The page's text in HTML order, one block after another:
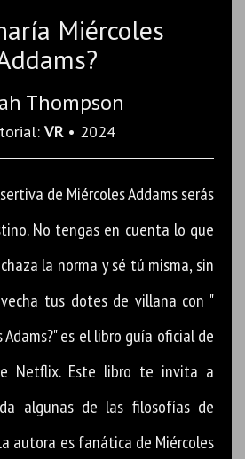
Miércoles
Thompson
VR• 2024
de Miércoles Addams serás
No tengas en cuenta lo que
la norma y sé tú misma, sin
tus dotes de villana con "
es el libro guía oficial de
Netflix. Este libro te invita a
algunas de las filosofías de
autora es fanática de Miércoles